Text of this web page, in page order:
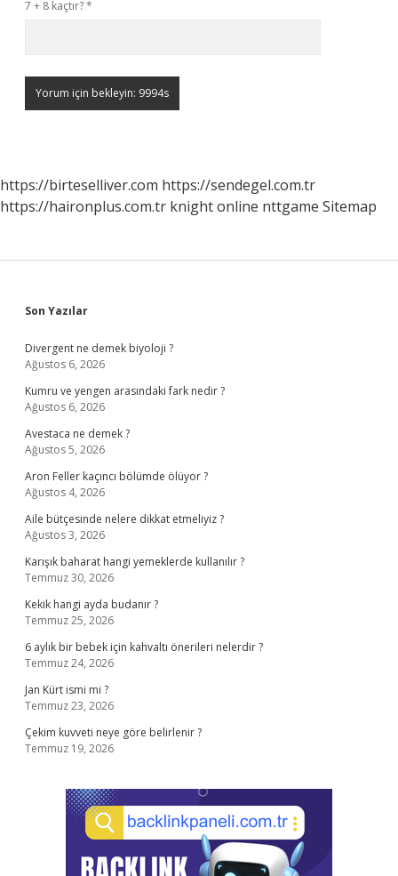
7 + 8 kaçtır?*
https://birteselliver.com https://sendegel.com.tr
https://haironplus.com.tr knight online nttgame Sitemap
Sidebar
Son Yazılar
Divergent ne demek biyoloji ?
Ağustos 6, 2026
Kumru ve yengen arasındaki fark nedir ?
Ağustos 6, 2026
Avestaca ne demek ?
Ağustos 5, 2026
Aron Feller kaçıncı bölümde ölüyor ?
Ağustos 4, 2026
Aile bütçesinde nelere dikkat etmeliyiz ?
Ağustos 3, 2026
Karışık baharat hangi yemeklerde kullanılır ?
Temmuz 30, 2026
Kekik hangi ayda budanır ?
Temmuz 25, 2026
6 aylık bir bebek için kahvaltı önerileri nelerdir ?
Temmuz 24, 2026
Jan Kürt ismi mi ?
Temmuz 23, 2026
Çekim kuvveti neye göre belirlenir ?
Temmuz 19, 2026